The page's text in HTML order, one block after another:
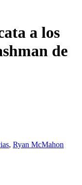
a los
de
, Ryan McMahon